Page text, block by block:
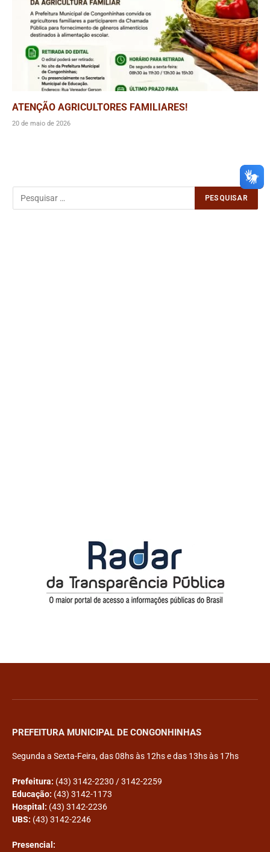
ATENÇÃO AGRICULTORES FAMILIARES!
20 de maio de 2026
PREFEITURA MUNICIPAL DE CONGONHINHAS
Segunda a Sexta-Feira, das 08hs às 12hs e das 13hs às 17hs
Prefeitura: (43) 3142-2230 / 3142-2259
Educação: (43) 3142-1173
Hospital: (43) 3142-2236
UBS: (43) 3142-2246
Presencial: